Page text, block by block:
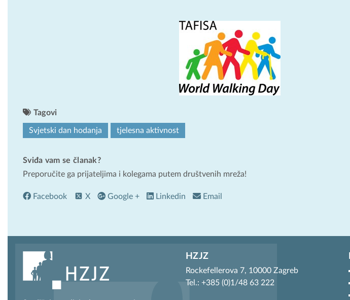
Tagovi
Svjetski dan hodanja tjelesna aktivnost
Sviđa vam se članak?
Preporučite ga prijateljima i kolegama putem društvenih mreža!
Facebook X Google + Linkedin Email
HZJZ
Rockefellerova 7, 10000 Zagreb
Tel.: +385 (0)1/48 63 222